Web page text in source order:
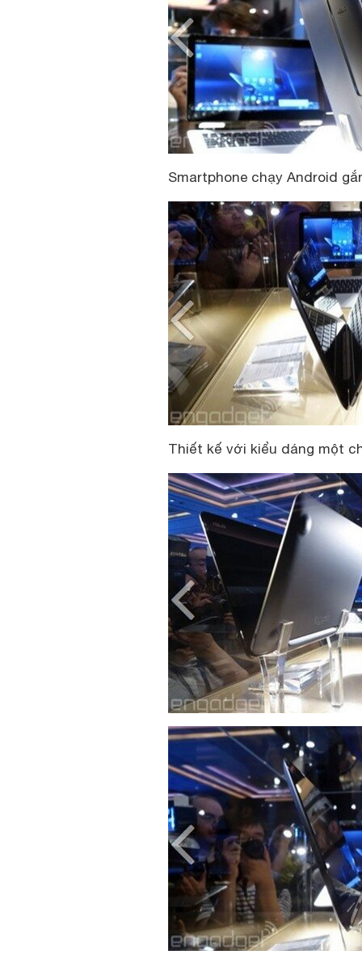
Smartphone chạy Android
Thiết kế với kiểu dáng một